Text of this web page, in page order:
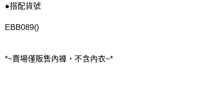
●搭配貨號
EBB089()
*~賣場僅販售內褲，不含內衣~*